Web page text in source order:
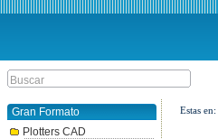
Gran Formato
Plotters CAD
Estas en: